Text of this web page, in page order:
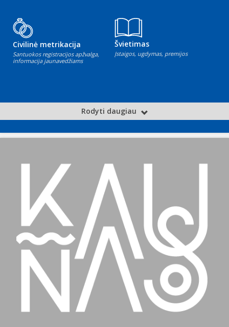
Civilinė metrikacija
Santuokos registracijos apžvalga,
informacija jaunavedžiams
Švietimas
Įstaigos, ugdymas, premijos
Rodyti daugiau